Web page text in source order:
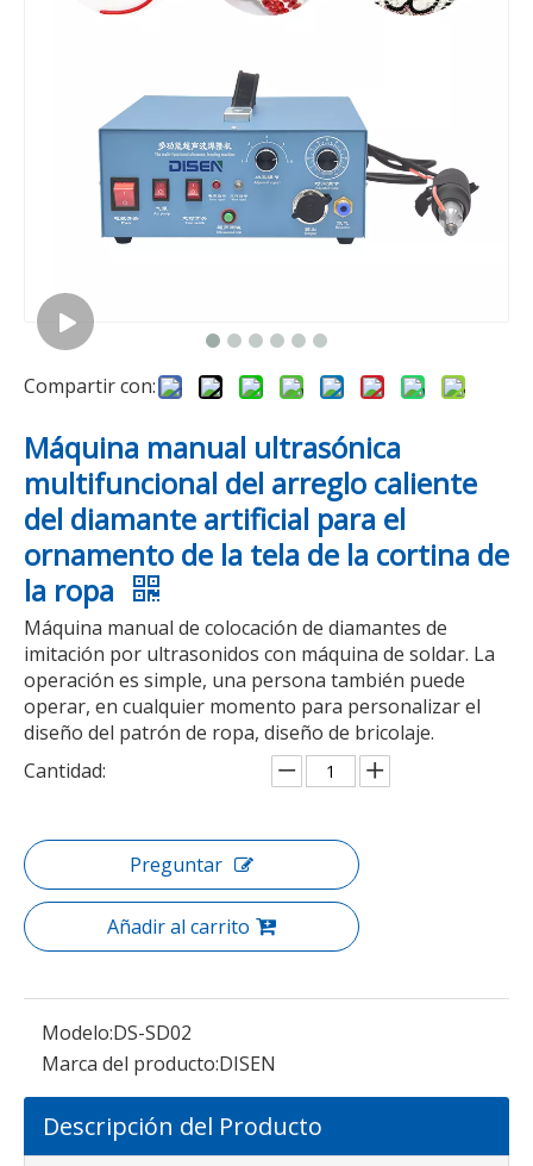
Máquina de fijación en caliente de diamantes de imitación por ultrasonido semiautomática DS-S201 para prendas de tela textil Máquina de fijación en caliente de diamantes de imitación por ultrasonido semiautomática DS-S201 para prendas de tela textil
Máquina de bordado en caliente de diamantes de imitación multifunción para computadora Máquina de bordado en caliente de diamantes de imitación multifunción para computadora
Compartir con:
Máquina manual ultrasónica
multifuncional del arreglo caliente
del diamante artificial para el
ornamento de la tela de la cortina de
la ropa
Máquina manual de colocación de diamantes de
imitación por ultrasonidos con máquina de soldar. La
operación es simple, una persona también puede
operar, en cualquier momento para personalizar el
diseño del patrón de ropa, diseño de bricolaje.
Cantidad:
Preguntar
Añadir al carrito
Modelo:DS-SD02
Marca del producto:DISEN
Descripción del Producto